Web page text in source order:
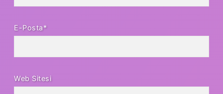
E-Posta*
Web Sitesi